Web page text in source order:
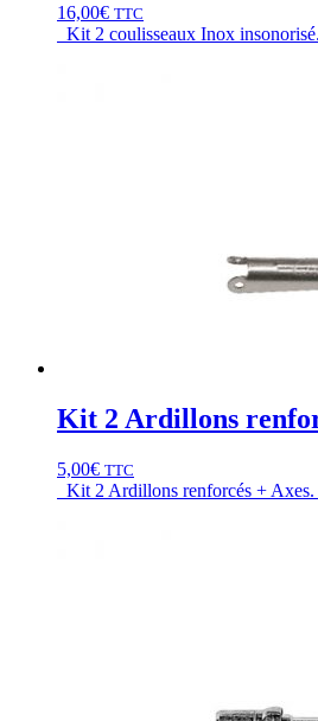
16,00€ TTC
Kit 2 coulisseaux Inox
Kit 2 Ardillons
5,00€ TTC
Kit 2 Ardillons renforcés +